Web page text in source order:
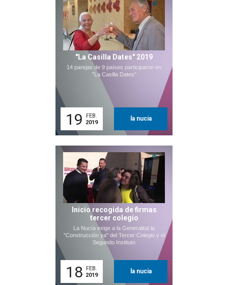
"La Casilla Dates" 2019
14 parejas de 9 países participaron en
"La Casilla Dates"
19
FEB.
2019
la nucia
Inicio recogida de firmas
tercer colegio
La Nucía exige a la Generalitat la
"Construcción ya" del Tercer Colegio y el
Segundo Instituto
18
FEB.
2019
la nucia